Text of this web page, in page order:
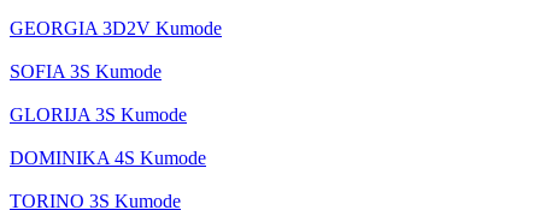
GEORGIA 3D2V Kumode
SOFIA 3S Kumode
GLORIJA 3S Kumode
DOMINIKA 4S Kumode
TORINO 3S Kumode